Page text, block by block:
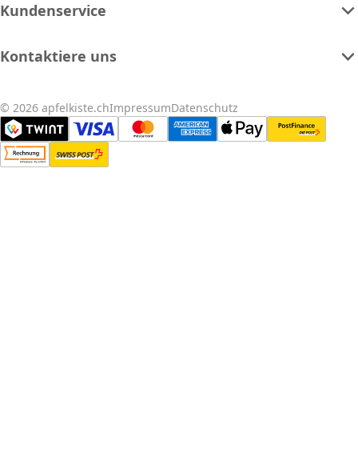
Kundenservice
Kontaktiere uns
© 2026 apfelkiste.chImpressumDatenschutz